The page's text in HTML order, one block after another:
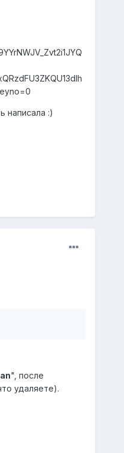
написала :)
", после
удаляете).